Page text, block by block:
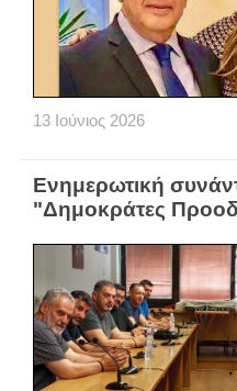
13 Ιούνιος 2026
Ενημερωτική
"Δημοκράτες